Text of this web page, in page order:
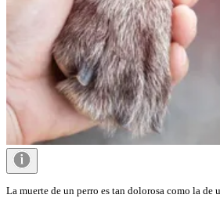
La muerte de un perro es tan dolorosa como la de